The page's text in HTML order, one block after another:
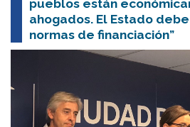
pueblos están
ahogados. El Estado
normas de financiación”